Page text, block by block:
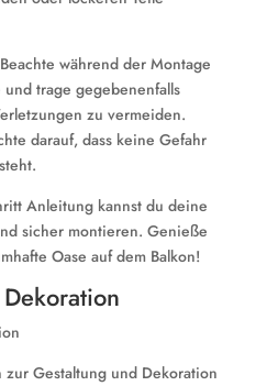
während der Montage
trage gegebenenfalls
zu vermeiden.
darauf, dass keine Gefahr
Anleitung kannst du deine
sicher montieren. Genieße
Oase auf dem Balkon!
Gestaltung und Dekoration